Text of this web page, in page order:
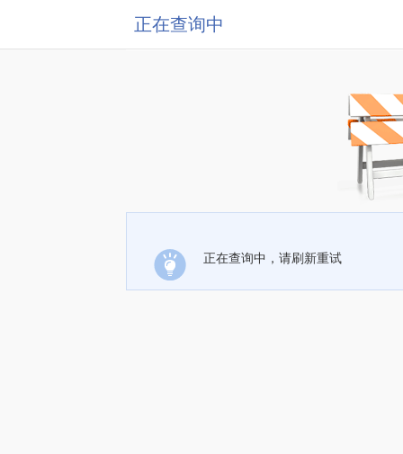
正在查询中
正在查询中，请刷新重试